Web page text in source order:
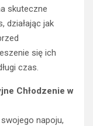
skuteczne
działając jak
się ich
czas.
Chłodzenie w
napoju,